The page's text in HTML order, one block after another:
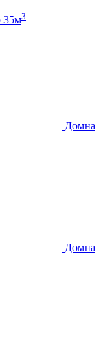
35м3
Домна
Домна